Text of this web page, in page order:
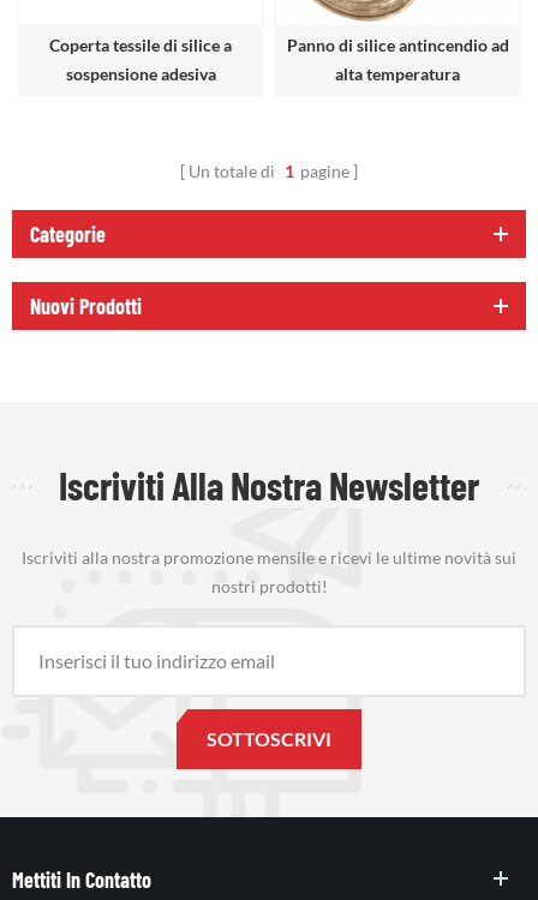
Coperta tessile di silice a
sospensione adesiva
Panno di silice antincendio ad
alta temperatura
Un totale di 1 pagine
Categorie
Nuovi Prodotti
Iscriviti Alla Nostra Newsletter
Iscriviti alla nostra promozione mensile e ricevi le ultime novità sui
nostri prodotti!
Mettiti In Contatto